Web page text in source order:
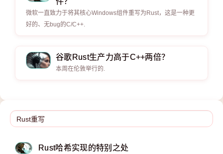
微软一直致力于将其核心Windows组件重写为Rust，这是一种更
好的、无bug的C/C++.
谷歌Rust生产力高于C++两倍？
本周在伦敦举行的.
Rust哈希实现的特别之处